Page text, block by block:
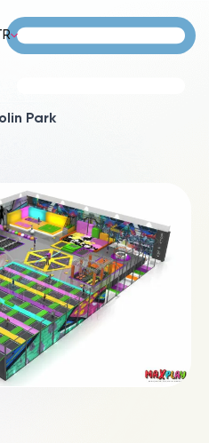
Park